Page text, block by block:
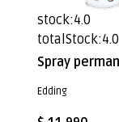
stock:4.0
totalStock:4.0
Edding